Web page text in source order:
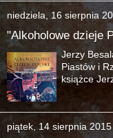
niedziela, 16 sierpnia
"Alkoholowe dzieje
Jerzy
Piastów i
książce
piątek, 14 sierpnia 2015